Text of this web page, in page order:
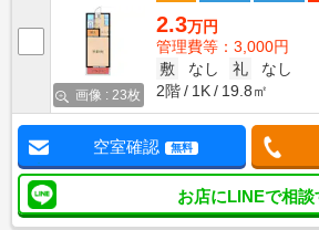
画像 : 23枚
2.3万円
管理費等：3,000円
敷
なし 礼
なし
2階
1K 19.8㎡
空室確認 無料
お店にLINEで相談